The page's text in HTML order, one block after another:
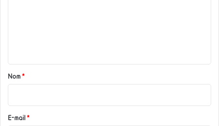
a
r
e
Nom *
E-mail *